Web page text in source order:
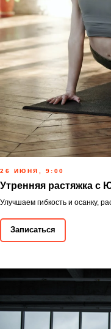
26 ИЮНЯ, 9:00
Утренняя растяжка с
Улучшаем гибкость и осанку,
Записаться